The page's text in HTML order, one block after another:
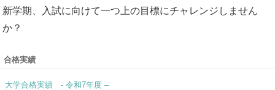
新学期、入試に向けて一つ上の目標にチャレンジしません
か？
合格実績
大学合格実績 - 令和7年度 –